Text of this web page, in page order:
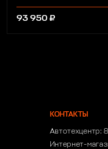
93 950 ₽
КОНТАКТЫ
Автотехцентр:
Интернет-